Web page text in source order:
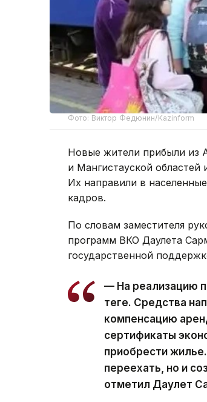
Фото: Виктор Федюнин/Kazinform
Новые жители прибыли из
и Мангистауской
Их направили в
кадров.
По словам заместителя
программ ВКО Даулета
государственной
— На реализацию
теңге. Средства
компенсацию
сертификаты
приобрести
переехать, но и
отметил Даулет